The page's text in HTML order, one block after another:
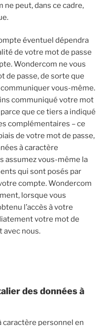
ne peut, dans ce cadre,
éventuel dépendra
de votre mot de passe
Wondercom ne vous
de passe, de sorte que
vous-même.
communiqué votre mot
que ce tiers a indiqué
complémentaires – ce
de votre mot de passe,
à caractère
assumez vous-même la
qui sont posés par
compte. Wondercom
lorsque vous
l’accès à votre
votre mot de
avec nous.
des données à
personnel en